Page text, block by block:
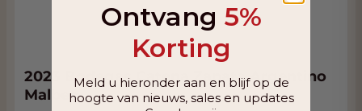
2023 Bodegas Catena Zapata Argentino
Malbec
Ontvang 5%
Korting
Meld u hieronder aan en blijf op de
hoogte van nieuws, sales en updates